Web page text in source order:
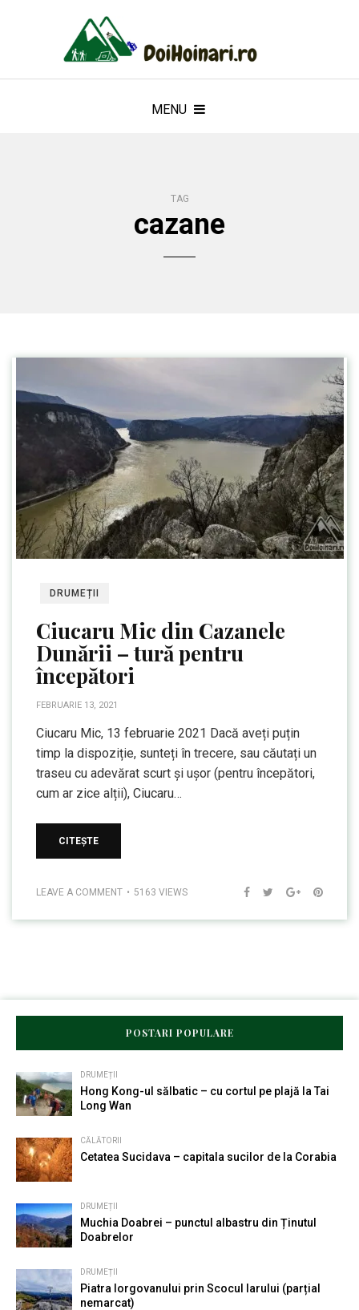
MENU
TAG
cazane
DRUMEȚII
Ciucaru Mic din Cazanele
Dunării – tură pentru
începători
FEBRUARIE 13, 2021
Ciucaru Mic, 13 februarie 2021 Dacă aveți puțin
timp la dispoziție, sunteți în trecere, sau căutați un
traseu cu adevărat scurt și ușor (pentru începători,
cum ar zice alții), Ciucaru…
CITEȘTE
LEAVE A COMMENT 5163 VIEWS
POSTARI POPULARE
DRUMEȚII
Hong Kong-ul sălbatic – cu cortul pe plajă la Tai
Long Wan
CĂLĂTORII
Cetatea Sucidava – capitala sucilor de la Corabia
DRUMEȚII
Muchia Doabrei – punctul albastru din Ținutul
Doabrelor
DRUMEȚII
Piatra Iorgovanului prin Scocul Iarului (parțial
nemarcat)